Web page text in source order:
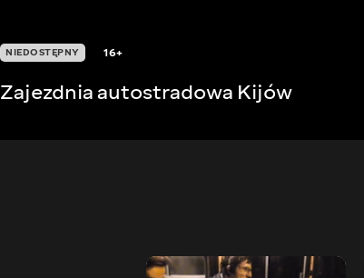
NIEDOSTĘPNY 16+
Zajezdnia autostradowa Kijów